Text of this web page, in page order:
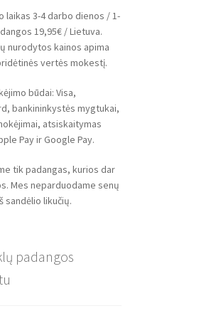
laikas 3-4 darbo dienos / 1-
19,95€ / Lietuva.
nurodytos kainos apima
vertės mokestį.
būdai: Visa,
bankininkystės mygtukai,
atsiskaitymas
Pay ir Google Pay.
tik padangas, kurios dar
Mes neparduodame senų
sandėlio likučių.
padangos